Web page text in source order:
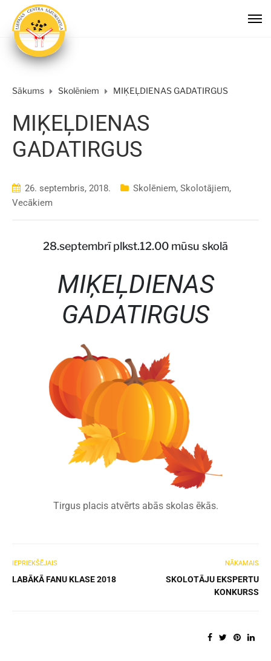
Sākums Skolēniem MIĶEĻDIENAS GADATIRGUS
MIĶEĻDIENAS
GADATIRGUS
26. septembris, 2018. Skolēniem, Skolotājiem,
Vecākiem
28.septembrī plkst.12.00 mūsu skolā
MIĶEĻDIENAS
GADATIRGUS
Tirgus placis atvērts abās skolas ēkās.
IEPRIEKŠĒJAIS
LABĀKĀ FANU KLASE 2018
NĀKAMAIS
SKOLOTĀJU EKSPERTU
KONKURSS